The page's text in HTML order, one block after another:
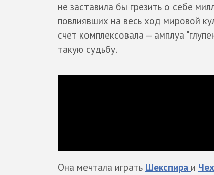
не заставила бы грезить о себе
повлиявших на весь ход мировой
счет комплексовала — амплуа
такую судьбу.
Она мечтала играть Шекспира и